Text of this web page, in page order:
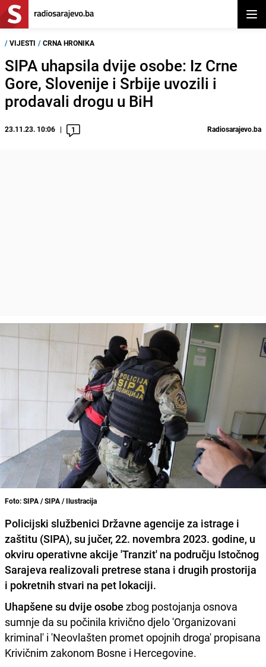
/ VIJESTI / CRNA HRONIKA
SIPA uhapsila dvije osobe: Iz Crne
Gore, Slovenije i Srbije uvozili i
prodavali drogu u BiH
23.11.23. 10:06 1 Radiosarajevo.ba
Foto: SIPA / SIPA / Ilustracija
Policijski službenici Državne agencije za istrage i
zaštitu (SIPA), su jučer, 22. novembra 2023. godine, u
okviru operativne akcije 'Tranzit' na području Istočnog
Sarajeva realizovali pretrese stana i drugih prostorija
i pokretnih stvari na pet lokaciji.
Uhapšene su dvije osobe zbog postojanja osnova
sumnje da su počinila krivično djelo 'Organizovani
kriminal' i 'Neovlašten promet opojnih droga' propisana
Krivičnim zakonom Bosne i Hercegovine.